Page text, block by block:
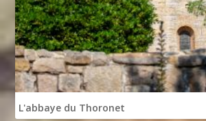
L'abbaye du Thoronet